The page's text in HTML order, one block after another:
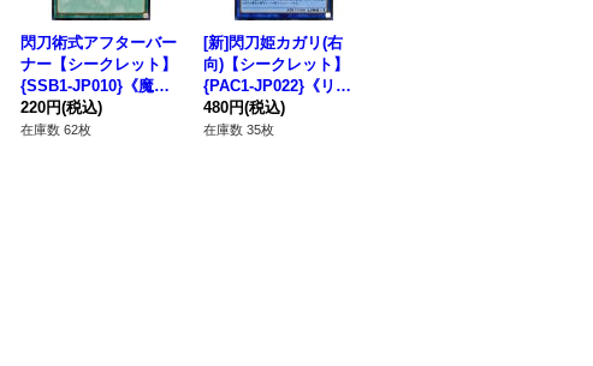
閃刀術式アフターバー
ナー【シークレット】
{SSB1-JP010}《魔
法》
220円(税込)
在庫数 62枚
[新]閃刀姫カガリ(右
向)【シークレット】
{PAC1-JP022}《リン
ク》
480円(税込)
在庫数 35枚